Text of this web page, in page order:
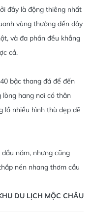
đây là động thiêng nhất
vùng thường đến đây
và đa phần đều khẳng
cả.
bậc thang đá để đến
lòng hang nơi có thân
lồ nhiều hình thù đẹp đẽ
năm, nhưng cũng
nén nhang thơm cầu
DU LỊCH MỘC CHÂU